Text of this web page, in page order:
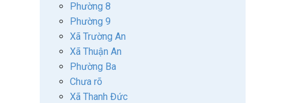
Phường 8
Phường 9
Xã Trường An
Xã Thuận An
Phường Ba
Chưa rõ
Xã Thanh Đức